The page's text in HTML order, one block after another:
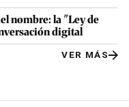
nombre: la "Ley de
digital
VER MÁS